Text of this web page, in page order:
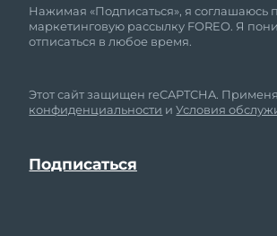
Нажимая «Подписаться», я соглашаюсь
маркетинговую рассылку FOREO. Я
отписаться в любое время.
Этот сайт защищен reCAPTCHA.
конфиденциальности иУсловия